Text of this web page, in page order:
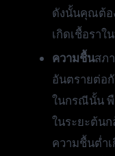
ดังนั้นคุณต้อ
เกิดเชื้อรา
ความชื้นสภ
อันตรายต่อ
ในกรณีนั้น พื
ในระยะต้น
ความชื้นต่ำ